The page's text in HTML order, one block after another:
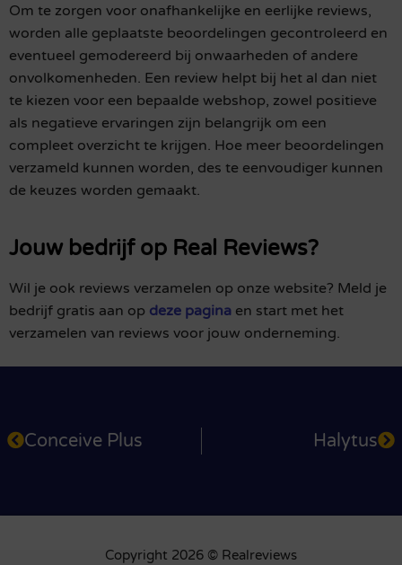
Om te zorgen voor onafhankelijke en eerlijke reviews,
worden alle geplaatste beoordelingen gecontroleerd en
eventueel gemodereerd bij onwaarheden of andere
onvolkomenheden. Een review helpt bij het al dan niet
te kiezen voor een bepaalde webshop, zowel positieve
als negatieve ervaringen zijn belangrijk om een
compleet overzicht te krijgen. Hoe meer beoordelingen
verzameld kunnen worden, des te eenvoudiger kunnen
de keuzes worden gemaakt.
Jouw bedrijf op Real Reviews?
Wil je ook reviews verzamelen op onze website? Meld je
bedrijf gratis aan op deze pagina en start met het
verzamelen van reviews voor jouw onderneming.
Conceive Plus Halytus
Copyright 2026 © Realreviews